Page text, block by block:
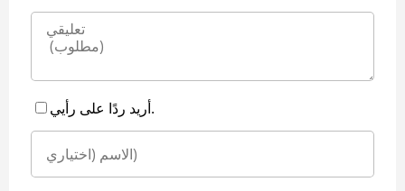
أريد ردًا على رأيي.